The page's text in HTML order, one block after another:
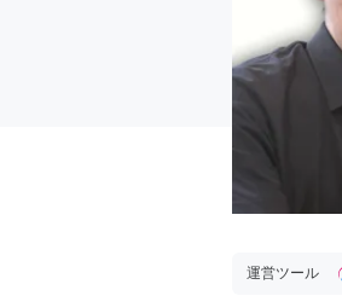
運営ツール